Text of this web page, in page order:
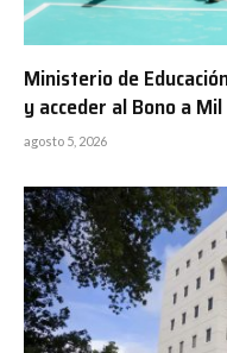
Ministerio de
y acceder al Bono a
agosto 5, 2026